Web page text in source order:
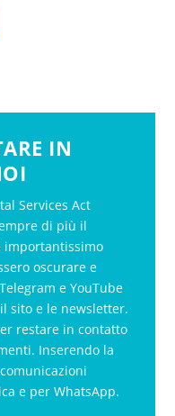
IN
Services Act
di più il
importantissimo
oscurare e
e YouTube
sito e le newsletter.
restare in contatto
Inserendo la
e per WhatsApp.